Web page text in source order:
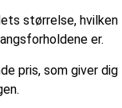
størrelse, hvilken
er.
pris, som giver dig